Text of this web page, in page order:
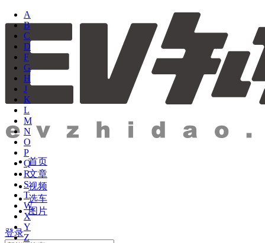
首页
文章
视频
选车
图片
登录
A
B
C
D
F
G
H
J
K
L
M
N
O
P
Q
R
S
T
W
X
Y
Z